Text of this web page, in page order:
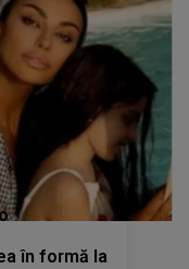
în formă la